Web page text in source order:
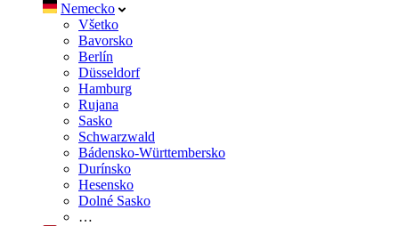
Nemecko
Všetko
Bavorsko
Berlín
Düsseldorf
Hamburg
Rujana
Sasko
Schwarzwald
Bádensko-Württembersko
Durínsko
Hesensko
Dolné Sasko
…